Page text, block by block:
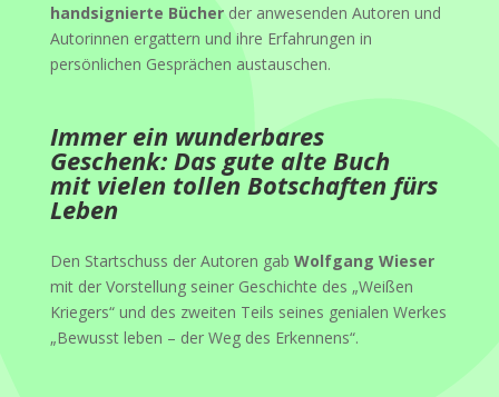
handsignierte Bücher der anwesenden Autoren und
Autorinnen ergattern und ihre Erfahrungen in
persönlichen Gesprächen austauschen.
Immer ein wunderbares
Geschenk: Das gute alte Buch
mit vielen tollen Botschaften fürs
Leben
Den Startschuss der Autoren gab Wolfgang Wieser
mit der Vorstellung seiner Geschichte des „Weißen
Kriegers“ und des zweiten Teils seines genialen Werkes
„Bewusst leben – der Weg des Erkennens“.